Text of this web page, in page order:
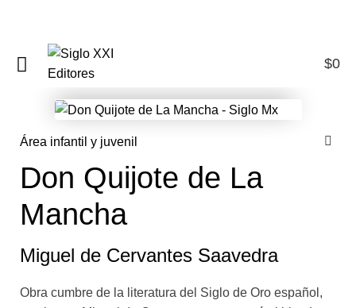
$0
Área infantil y juvenil
Don Quijote de La
Mancha
Miguel de Cervantes Saavedra
Obra cumbre de la literatura del Siglo de Oro español,